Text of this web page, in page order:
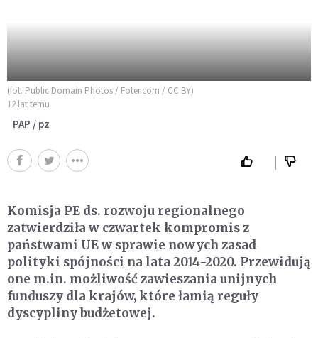
(fot. Public Domain Photos / Foter.com / CC BY)
12 lat temu
PAP / pz
Komisja PE ds. rozwoju regionalnego
zatwierdziła w czwartek kompromis z
państwami UE w sprawie nowych zasad
polityki spójności na lata 2014-2020. Przewidują
one m.in. możliwość zawieszania unijnych
funduszy dla krajów, które łamią reguły
dyscypliny budżetowej.